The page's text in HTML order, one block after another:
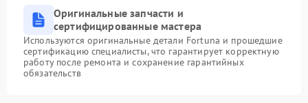
Оригинальные запчасти и
сертифицированные мастера
Используются оригинальные детали Fortuna и прошедшие
сертификацию специалисты, что гарантирует корректную
работу после ремонта и сохранение гарантийных
обязательств